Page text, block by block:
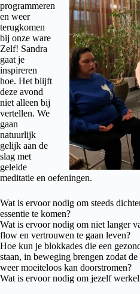
programmeren
en weer
terugkomen
bij onze ware
Zelf! Sandra
gaat je
inspireren
hoe. Het blijft
deze avond
niet alleen bij
vertellen. We
gaan
natuurlijk
gelijk aan de
slag met
geleide
meditatie en oefeningen.
Wat is ervoor nodig om steeds
essentie te komen?
Wat is ervoor nodig om niet langer
flow en vertrouwen te gaan leven?
Hoe kun je blokkades die een
staan, in beweging brengen zodat
weer moeiteloos kan doorstromen?
Wat is ervoor nodig om jezelf